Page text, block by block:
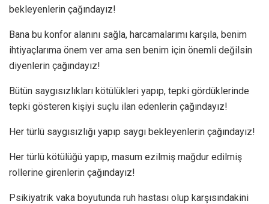
bekleyenlerin çağındayız!
Bana bu konfor alanını sağla, harcamalarımı karşıla, benim
ihtiyaçlarıma önem ver ama sen benim için önemli değilsin
diyenlerin çağındayız!
Bütün saygısızlıkları kötülükleri yapıp, tepki gördüklerinde
tepki gösteren kişiyi suçlu ilan edenlerin çağındayız!
Her türlü saygısızlığı yapıp saygı bekleyenlerin çağındayız!
Her türlü kötülüğü yapıp, masum ezilmiş mağdur edilmiş
rollerine girenlerin çağındayız!
Psikiyatrik vaka boyutunda ruh hastası olup karşısındakini